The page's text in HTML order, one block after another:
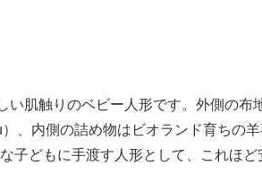
い肌触りのベビー人形です。外側の布
、内側の詰め物はビオランド育ちの
子どもに手渡す人形として、これほど